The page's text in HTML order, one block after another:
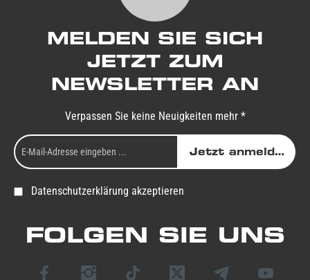
MELDEN SIE SICH
JETZT ZUM
NEWSLETTER AN
Verpassen Sie keine Neuigkeiten mehr *
Jetzt anmelden
Datenschutzerklärung akzeptieren
FOLGEN SIE UNS